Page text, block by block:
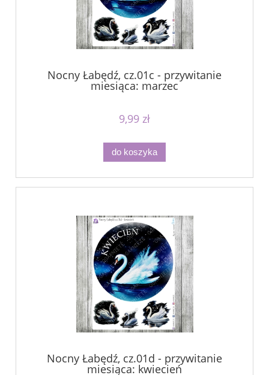
Nocny Łabędź, cz.01c - przywitanie
miesiąca: marzec
9,99 zł
do koszyka
Nocny Łabędź, cz.01d - przywitanie
miesiąca: kwiecień